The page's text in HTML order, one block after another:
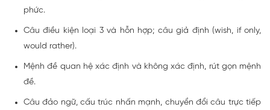
phức.
Câu điều kiện loại 3 và hỗn hợp; câu giả định (wish, if only,
would rather).
Mệnh đề quan hệ xác định và không xác định, rút gọn mệnh
đề.
Câu đảo ngữ, cấu trúc nhấn mạnh, chuyển đổi câu trực tiếp